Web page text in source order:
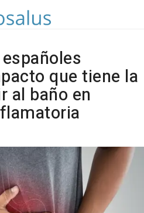
que tiene la
al baño en